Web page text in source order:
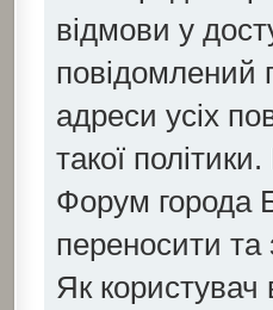
відмови у
повідомлений
адреси усіх
такої
Форум города
переносити та
Як